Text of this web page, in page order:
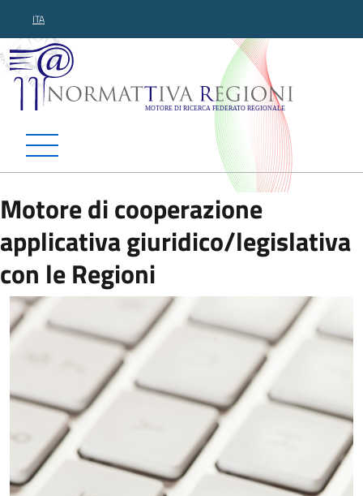
ITA
Normattiva Regioni -
Motore di cooperazione
applicativa giuridico/legislativa
con le Regioni